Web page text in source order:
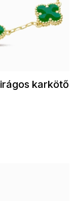
karkötő